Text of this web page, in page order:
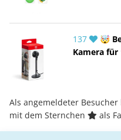
137
🤯
Kamera für
Als angemeldeter
mit dem Sternchen
als